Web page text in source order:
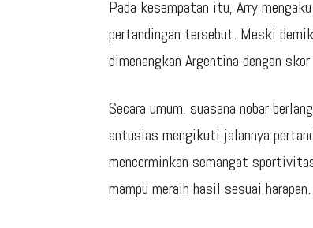
Pada kesempatan itu, Arry
pertandingan tersebut. Meski
dimenangkan Argentina dengan
Secara umum, suasana nobar
antusias mengikuti jalannya
mencerminkan semangat
mampu meraih hasil sesuai